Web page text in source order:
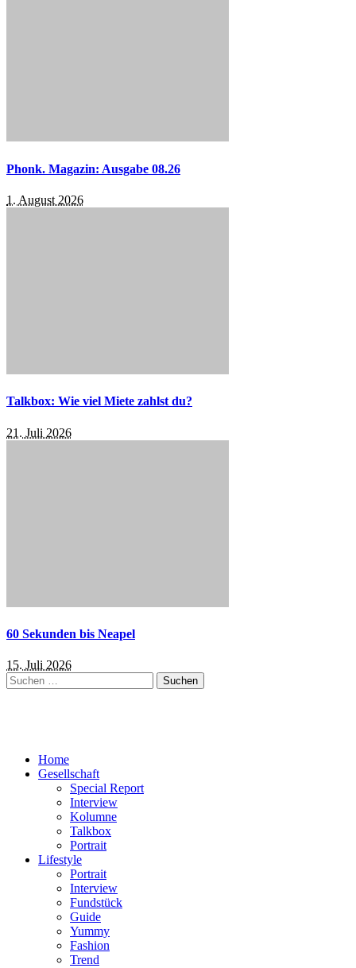
Phonk. Magazin: Ausgabe 08.26
1. August 2026
Talkbox: Wie viel Miete zahlst du?
21. Juli 2026
60 Sekunden bis Neapel
15. Juli 2026
Suchen
nach:
Home
Gesellschaft
Special Report
Interview
Kolumne
Talkbox
Portrait
Lifestyle
Portrait
Interview
Fundstück
Guide
Yummy
Fashion
Trend